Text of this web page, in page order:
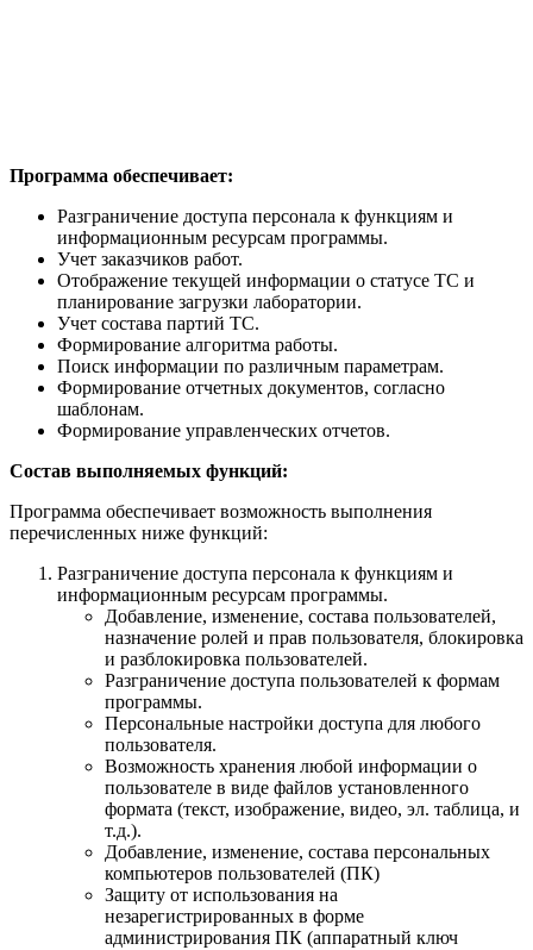
Программа обеспечивает:
Разграничение доступа персонала к функциям и
информационным ресурсам программы.
Учет заказчиков работ.
Отображение текущей информации о статусе ТС и
планирование загрузки лаборатории.
Учет состава партий ТС.
Формирование алгоритма работы.
Поиск информации по различным параметрам.
Формирование отчетных документов, согласно
шаблонам.
Формирование управленческих отчетов.
Состав выполняемых функций:
Программа обеспечивает возможность выполнения
перечисленных ниже функций:
Разграничение доступа персонала к функциям и
информационным ресурсам программы.
Добавление, изменение, состава пользователей,
назначение ролей и прав пользователя, блокировка
и разблокировка пользователей.
Разграничение доступа пользователей к формам
программы.
Персональные настройки доступа для любого
пользователя.
Возможность хранения любой информации о
пользователе в виде файлов установленного
формата (текст, изображение, видео, эл. таблица, и
т.д.).
Добавление, изменение, состава персональных
компьютеров пользователей (ПК)
Защиту от использования на
незарегистрированных в форме
администрирования ПК (аппаратный ключ